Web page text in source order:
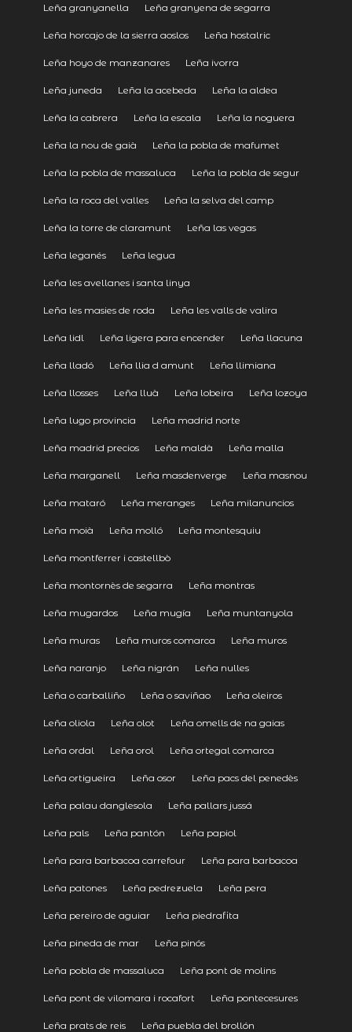
Leña granyanella Leña granyena de segarra
Leña horcajo de la sierra aoslos Leña hostalric
Leña hoyo de manzanares Leña ivorra
Leña juneda Leña la acebeda Leña la aldea
Leña la cabrera Leña la escala Leña la noguera
Leña la nou de gaià Leña la pobla de mafumet
Leña la pobla de massaluca Leña la pobla de segur
Leña la roca del valles Leña la selva del camp
Leña la torre de claramunt Leña las vegas
Leña leganés Leña legua
Leña les avellanes i santa linya
Leña les masies de roda Leña les valls de valira
Leña lidl Leña ligera para encender Leña llacuna
Leña lladó Leña llia d amunt Leña llimiana
Leña llosses Leña lluà Leña lobeira Leña lozoya
Leña lugo provincia Leña madrid norte
Leña madrid precios Leña maldà Leña malla
Leña marganell Leña masdenverge Leña masnou
Leña mataró Leña meranges Leña milanuncios
Leña moià Leña molló Leña montesquiu
Leña montferrer i castellbò
Leña montornès de segarra Leña montras
Leña mugardos Leña mugía Leña muntanyola
Leña muras Leña muros comarca Leña muros
Leña naranjo Leña nigrán Leña nulles
Leña o carballiño Leña o saviñao Leña oleiros
Leña oliola Leña olot Leña omells de na gaias
Leña ordal Leña orol Leña ortegal comarca
Leña ortigueira Leña osor Leña pacs del penedès
Leña palau danglesola Leña pallars jussá
Leña pals Leña pantón Leña papiol
Leña para barbacoa carrefour Leña para barbacoa
Leña patones Leña pedrezuela Leña pera
Leña pereiro de aguiar Leña piedrafita
Leña pineda de mar Leña pinós
Leña pobla de massaluca Leña pont de molins
Leña pont de vilomara i rocafort Leña pontecesures
Leña prats de reis Leña puebla del brollón